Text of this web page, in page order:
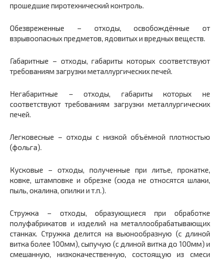
прошедшие пиротехнический контроль.
Обезвреженные – отходы, освобождëнные от
взрывоопасных предметов, ядовитых и вредных веществ.
Габаритные – отходы, габариты которых соответствуют
требованиям загрузки металлургических печей.
Негабаритные – отходы, габариты которых не
соответствуют требованиям загрузки металлургических
печей.
Легковесные – отходы с низкой объёмной плотностью
(фольга).
Кусковые – отходы, полученные при литье, прокатке,
ковке, штамповке и обрезке (сюда не относятся шлаки,
пыль, окалина, опилки и т.п.).
Стружка – отходы, образующиеся при обработке
полуфабрикатов и изделий на металлообрабатывающих
станках. Стружка делится на вьюнообразную (с длиной
витка более 100мм), сыпучую (с длиной витка до 100мм) и
смешанную, низкокачественную, состоящую из смеси